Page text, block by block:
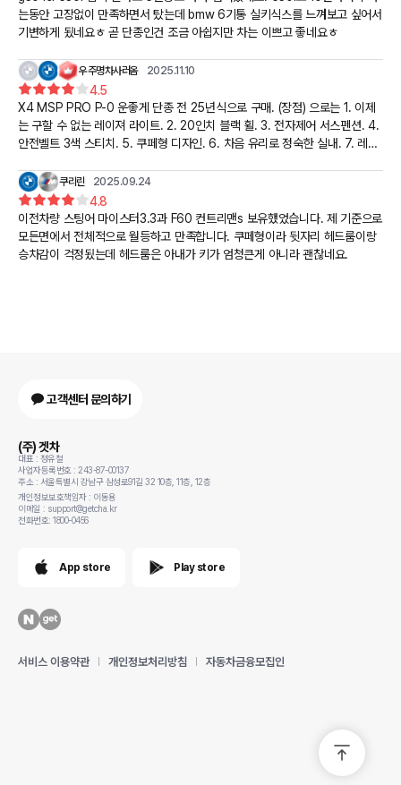
는동안 고장없이 만족하면서 탔는데 bmw 6기통 실키식스를 느껴보고 싶어서
기변하게 됬네요ㅎ 곧 단종인건 조금 아쉽지만 차는 이쁘고 좋네요ㅎ
우주명차사러옴 2025.11.10
4.5
X4 MSP PRO P-0 운좋게 단종 전 25년식으로 구매. (장점) 으로는 1. 이제
는 구할 수 없는 레이져 라이트. 2. 20인치 블랙 휠. 3. 전자제어 서스펜션. 4.
안전벨트 3색 스티치. 5. 쿠페형 디자인. 6. 차음 유리로 정숙한 실내. 7. 레드
에서도 대형차와는 다르게 편하게 지나갑니다 10. 끝물에 만들어져 단점을 최
대한 다듬어서 고장, 오류 없음 11. 원가절감 되지 않은 튼튼한 내장재 25년식
530i Xdrive msp 패밀리카도 보유 하고 있어 예쁜 패션카로 나쁘지 않은 선
택이라 생각합니다. (단점) 으로는 실내는 확실히 좁은 편. 가죽도 버네스카 가
죽이라 몸에 확 감기지 않지만 무난함 (530은 최고급 메리노 가죽에 컴포트
쿠리린 2025.09.24
4.8
이전차량 스팅어 마이스터3.3과 F60 컨트리맨s 보유했었습니다. 제 기준으로
모든면에서 전체적으로 월등하고 만족합니다. 쿠페형이라 뒷자리 헤드룸이랑
승차감이 걱정됬는데 헤드룸은 아내가 키가 엄청큰게 아니라 괜찮네요.
고객센터 문의하기
(주) 겟차
대표 : 정유철
사업자등록번호 : 243-87-00137
주소 : 서울특별시 강남구 삼성로91길 32 10층, 11층, 12층
개인정보보호책임자 : 이동용
이메일 : support@getcha.kr
전화번호: 1800-0456
App store Play store
서비스 이용약관 개인정보처리방침 자동차금융모집인